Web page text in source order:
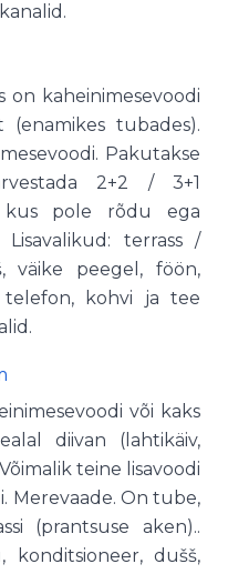
on kaheinimesevoodi
(enamikes tubades).
Pakutakse
2+2 / 3+1
kus pole rõdu ega
Lisavalikud: terrass /
väike peegel, föön,
telefon, kohvi ja tee
või kaks
diivan (lahtikäiv,
teine ​​lisavoodi
Merevaade. On tube,
(prantsuse aken)..
konditsioneer, dušš,